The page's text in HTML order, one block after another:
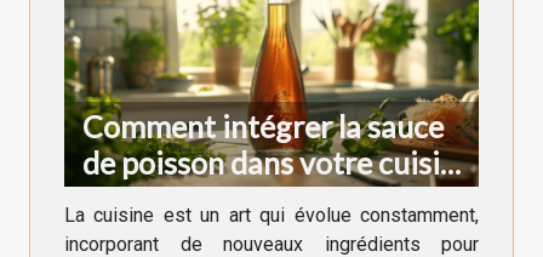
Comment intégrer la sauce
de poisson dans votre cuisine
quotidienne
La cuisine est un art qui évolue constamment,
incorporant de nouveaux ingrédients pour